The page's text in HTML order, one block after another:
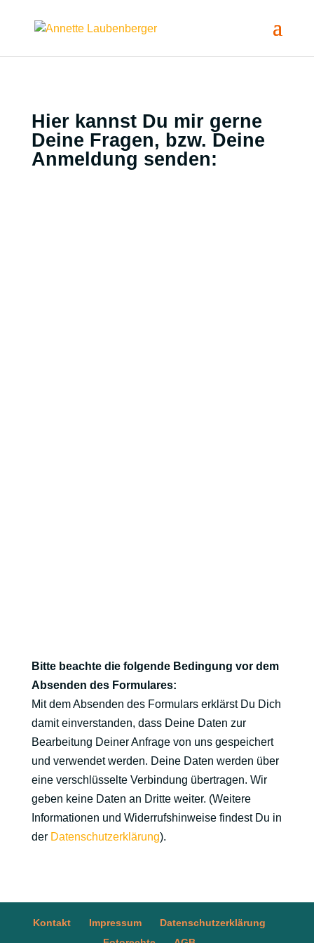
Hier kannst Du mir gerne
Deine Fragen, bzw. Deine
Anmeldung senden:
Bitte beachte die folgende Bedingung vor dem
Absenden des Formulares:
Mit dem Absenden des Formulars erklärst Du Dich
damit einverstanden, dass Deine Daten zur
Bearbeitung Deiner Anfrage von uns gespeichert
und verwendet werden. Deine Daten werden über
eine verschlüsselte Verbindung übertragen. Wir
geben keine Daten an Dritte weiter. (Weitere
Informationen und Widerrufshinweise findest Du in
der Datenschutzerklärung).
Kontakt Impressum
Datenschutzerklärung